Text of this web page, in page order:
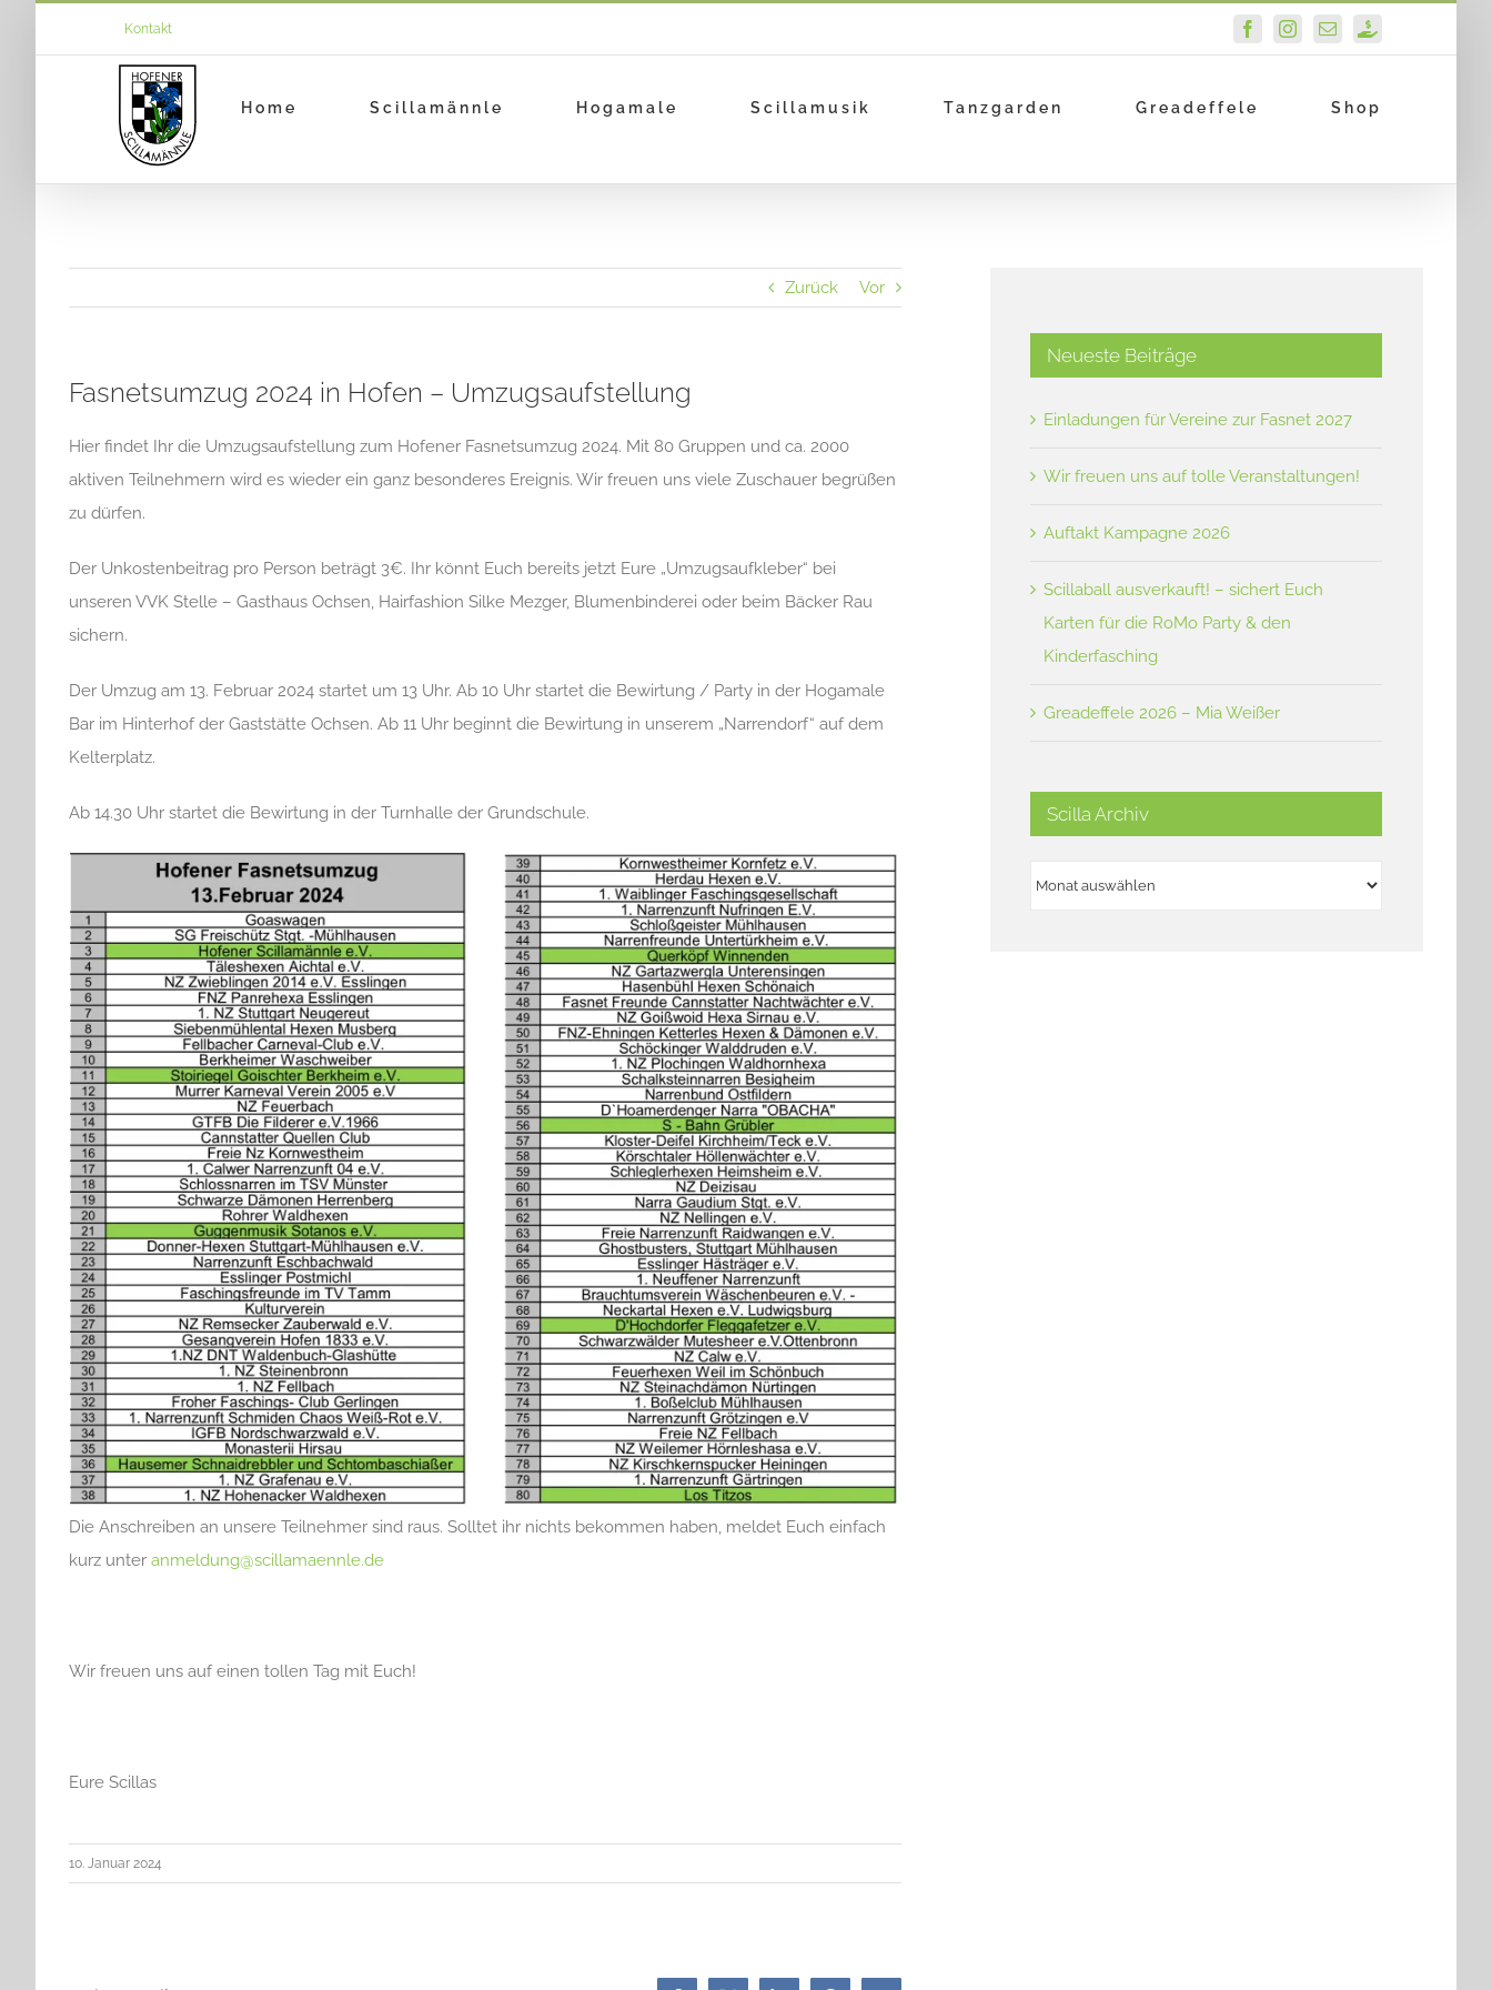
Kontakt FacebookInstagram
E-
Mail
PayPal
Home Scillamännle Hogamale Scillamusik Tanzgarden Greadeffele Shop
Zurück Vor
Fasnetsumzug 2024 in Hofen – Umzugsaufstellung
Hier findet Ihr die Umzugsaufstellung zum Hofener Fasnetsumzug 2024. Mit 80 Gruppen und ca. 2000
aktiven Teilnehmern wird es wieder ein ganz besonderes Ereignis. Wir freuen uns viele Zuschauer begrüßen
zu dürfen.
Der Unkostenbeitrag pro Person beträgt 3€. Ihr könnt Euch bereits jetzt Eure „Umzugsaufkleber“ bei
unseren VVK Stelle – Gasthaus Ochsen, Hairfashion Silke Mezger, Blumenbinderei oder beim Bäcker Rau
sichern.
Der Umzug am 13. Februar 2024 startet um 13 Uhr. Ab 10 Uhr startet die Bewirtung / Party in der Hogamale
Bar im Hinterhof der Gaststätte Ochsen. Ab 11 Uhr beginnt die Bewirtung in unserem „Narrendorf“ auf dem
Kelterplatz.
Ab 14.30 Uhr startet die Bewirtung in der Turnhalle der Grundschule.
Die Anschreiben an unsere Teilnehmer sind raus. Solltet ihr nichts bekommen haben, meldet Euch einfach
kurz unter anmeldung@scillamaennle.de
Wir freuen uns auf einen tollen Tag mit Euch!
Eure Scillas
10. Januar 2024
Neueste Beiträge
Einladungen für Vereine zur Fasnet 2027
Wir freuen uns auf tolle Veranstaltungen!
Auftakt Kampagne 2026
Scillaball ausverkauft! – sichert Euch
Karten für die RoMo Party & den
Kinderfasching
Greadeffele 2026 – Mia Weißer
Scilla Archiv
Scilla